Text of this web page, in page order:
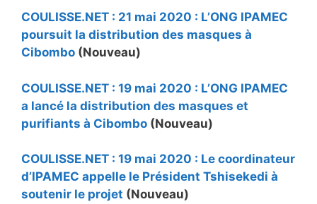
COULISSE.NET : 21 mai 2020 : L’ONG IPAMEC
poursuit la distribution des masques à
Cibombo (Nouveau)
COULISSE.NET : 19 mai 2020 : L’ONG IPAMEC
a lancé la distribution des masques et
purifiants à Cibombo (Nouveau)
COULISSE.NET : 19 mai 2020 : Le coordinateur
d’IPAMEC appelle le Président Tshisekedi à
soutenir le projet (Nouveau)